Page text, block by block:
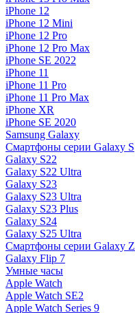
iPhone 12
iPhone 12 Mini
iPhone 12 Pro
iPhone 12 Pro Max
iPhone SE 2022
iPhone 11
iPhone 11 Pro
iPhone 11 Pro Max
iPhone XR
iPhone SE 2020
Samsung Galaxy
Смартфоны серии Galaxy S
Galaxy S22
Galaxy S22 Ultra
Galaxy S23
Galaxy S23 Ultra
Galaxy S23 Plus
Galaxy S24
Galaxy S25 Ultra
Смартфоны серии Galaxy Z
Galaxy Flip 7
Умные часы
Apple Watch
Apple Watch SE2
Apple Watch Series 9